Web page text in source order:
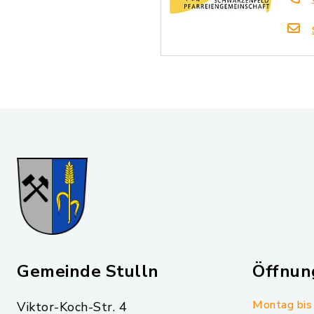
Gemeinde Stulln
Viktor-Koch-Str. 4 Montag